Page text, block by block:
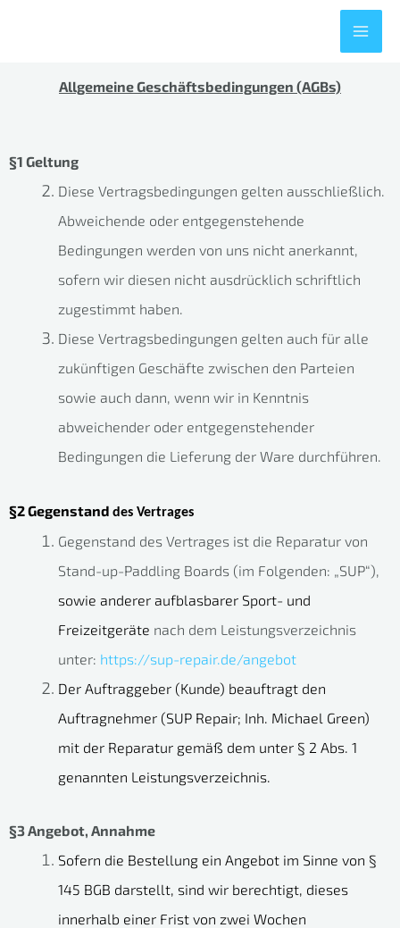
Allgemeine Geschäftsbedingungen (AGBs)
§1 Geltung
Diese Vertragsbedingungen gelten ausschließlich.
Abweichende oder entgegenstehende
Bedingungen werden von uns nicht anerkannt,
sofern wir diesen nicht ausdrücklich schriftlich
zugestimmt haben.
Diese Vertragsbedingungen gelten auch für alle
zukünftigen Geschäfte zwischen den Parteien
sowie auch dann, wenn wir in Kenntnis
abweichender oder entgegenstehender
Bedingungen die Lieferung der Ware durchführen.
§2 Gegenstand des Vertrages
Gegenstand des Vertrages ist die Reparatur von
Stand-up-Paddling Boards (im Folgenden: „SUP“),
sowie anderer aufblasbarer Sport- und
Freizeitgeräte nach dem Leistungsverzeichnis
unter: https://sup-repair.de/angebot
Der Auftraggeber (Kunde) beauftragt den
Auftragnehmer (SUP Repair; Inh. Michael Green)
mit der Reparatur gemäß dem unter § 2 Abs. 1
genannten Leistungsverzeichnis.
§3 Angebot, Annahme
Sofern die Bestellung ein Angebot im Sinne von §
145 BGB darstellt, sind wir berechtigt, dieses
innerhalb einer Frist von zwei Wochen